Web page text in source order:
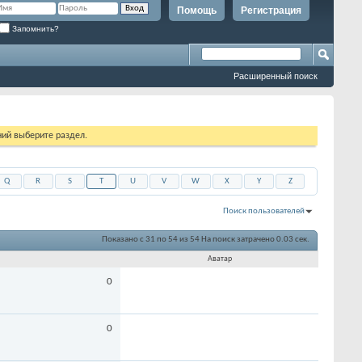
Регистрация
Помощь
Запомнить?
Расширенный поиск
выберите раздел.
Q R S T U V W X Y Z
Поиск пользователей
Показано с 31 по 54 из 54 На поиск затрачено0.03 сек.
Аватар
0
0